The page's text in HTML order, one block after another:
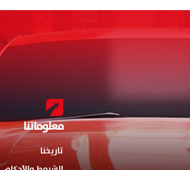
معلوماتنا
تاريخنا